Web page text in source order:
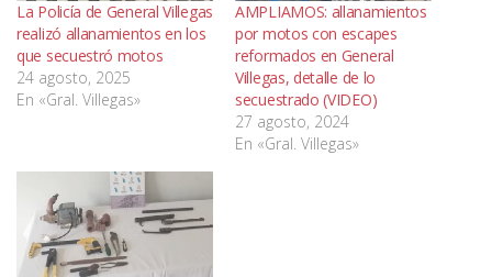
La Policía de General Villegas
realizó allanamientos en los
que secuestró motos
24 agosto, 2025
En «Gral. Villegas»
AMPLIAMOS: allanamientos
por motos con escapes
reformados en General
Villegas, detalle de lo
secuestrado (VIDEO)
27 agosto, 2024
En «Gral. Villegas»